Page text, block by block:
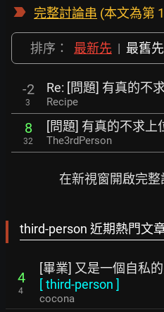
完整討論串 (本文為第
排序： 最新先 | 最舊先
-2
3
Re: [問題] 有真的不
Recipe
8
32
[問題] 有真的不求上
The3rdPerson
在新視窗開啟完整
third-person 近期熱門文
4
4
[畢業] 又是一個自私
[third-person ]
cocona